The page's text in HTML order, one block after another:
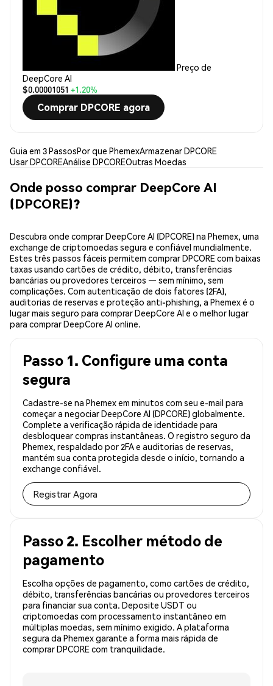
Preço de
DeepCore AI
$0.00001051 +1.20%
Comprar DPCORE agora
Guia em 3 PassosPor que PhemexArmazenar DPCORE
Usar DPCOREAnálise DPCOREOutras Moedas
Onde posso comprar DeepCore AI
(DPCORE)?
Descubra onde comprar DeepCore AI (DPCORE) na Phemex, uma
exchange de criptomoedas segura e confiável mundialmente.
Estes três passos fáceis permitem comprar DPCORE com baixas
taxas usando cartões de crédito, débito, transferências
bancárias ou provedores terceiros — sem mínimo, sem
complicações. Com autenticação de dois fatores (2FA),
auditorias de reservas e proteção anti-phishing, a Phemex é o
lugar mais seguro para comprar DeepCore AI e o melhor lugar
para comprar DeepCore AI online.
Passo 1. Configure uma conta
segura
Cadastre-se na Phemex em minutos com seu e-mail para
começar a negociar DeepCore AI (DPCORE) globalmente.
Complete a verificação rápida de identidade para
desbloquear compras instantâneas. O registro seguro da
Phemex, respaldado por 2FA e auditorias de reservas,
mantém sua conta protegida desde o início, tornando a
exchange confiável.
Registrar Agora
Passo 2. Escolher método de
pagamento
Escolha opções de pagamento, como cartões de crédito,
débito, transferências bancárias ou provedores terceiros
para financiar sua conta. Deposite USDT ou
criptomoedas com processamento instantâneo em
múltiplas moedas, sem mínimo exigido. A plataforma
segura da Phemex garante a forma mais rápida de
comprar DPCORE com tranquilidade.